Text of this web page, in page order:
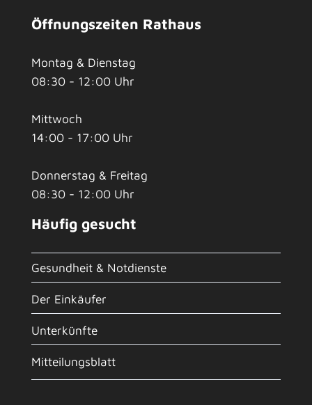
Öffnungszeiten Rathaus
Montag & Dienstag
08:30 - 12:00 Uhr
Mittwoch
14:00 - 17:00 Uhr
Donnerstag & Freitag
08:30 - 12:00 Uhr
Häufig gesucht
Gesundheit & Notdienste
Der Einkäufer
Unterkünfte
Mitteilungsblatt